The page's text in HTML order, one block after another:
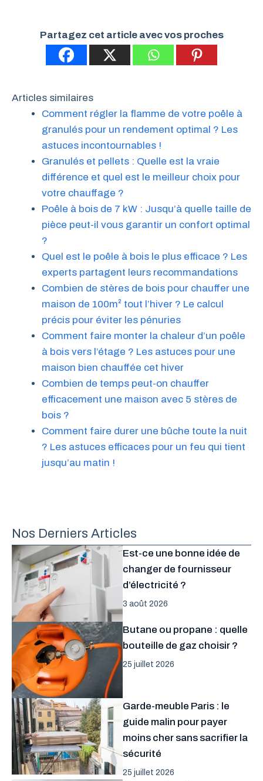
Partagez cet article avec vos proches
Articles similaires
Comment régler la flamme de votre poêle à
granulés pour un rendement optimal ? Les
astuces incontournables !
Granulés et pellets : Quelle est la vraie
différence et quel est le meilleur choix pour
votre chauffage ?
Poêle à bois de 7 kW : Jusqu’à quelle taille de
pièce peut-il vous garantir un confort optimal
?
Quel est le poêle à bois le plus efficace ? Les
experts partagent leurs recommandations
Combien de stères de bois pour chauffer une
maison de 100m² tout l’hiver ? Le calcul
précis pour éviter les pénuries
Comment faire monter la chaleur d’un poêle
à bois vers l’étage ? Les astuces pour une
maison bien chauffée cet hiver
Combien de temps peut-on chauffer
efficacement une maison avec 5 stères de
bois ?
Comment faire durer une bûche toute la nuit
? Les astuces efficaces pour un feu qui tient
jusqu’au matin !
Nos Derniers Articles
Est-ce une bonne idée de
changer de fournisseur
d’électricité ?
3 août 2026
Butane ou propane : quelle
bouteille de gaz choisir ?
25 juillet 2026
Garde-meuble Paris : le
guide malin pour payer
moins cher sans sacrifier la
sécurité
25 juillet 2026